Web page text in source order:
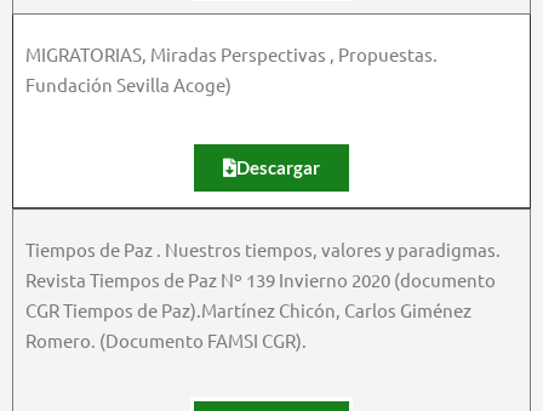
MIGRATORIAS, Miradas Perspectivas , Propuestas.
Fundación Sevilla Acoge)
Descargar
Tiempos de Paz . Nuestros tiempos, valores y paradigmas.
Revista Tiempos de Paz Nº 139 Invierno 2020 (documento
CGR Tiempos de Paz).Martínez Chicón, Carlos Giménez
Romero. (Documento FAMSI CGR).